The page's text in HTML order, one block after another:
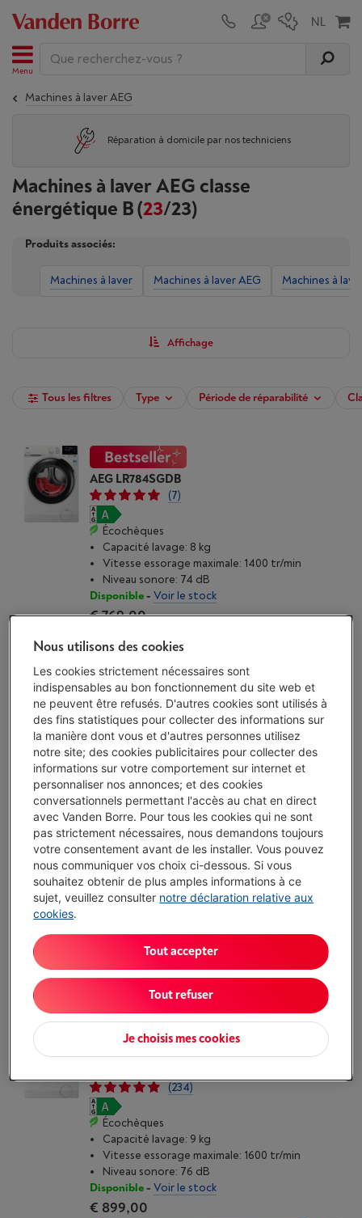
Menu
Machines à laver AEG
Réparation à domicile par nos techniciens
Machines à laver AEG classe
énergétique B(23/23)
Produits associés:
Machines à laver Machines à laver AEG Machines à
Affichage
Tous les filtres Type Période de réparabilité
AEG LR784SGDB
(7)
Écochèques
Capacité lavage: 8 kg
Vitesse essorage maximale: 1400 tr/min
Niveau sonore: 74 dB
Disponible- Voir le stock
€ 769,00
Comparer
AEG LR87Q066 8000 - POWERCARE -
AUTODOSE
(79)
Écochèques
Capacité lavage: 10 kg
Vitesse essorage maximale: 1600 tr/min
Niveau sonore: 72 dB
Disponible- Voir le stock
Comparer
AEG LR87UC966 - 8000 POWERCARE -
(234)
Écochèques
Capacité lavage: 9 kg
Vitesse essorage maximale: 1600 tr/min
Niveau sonore: 76 dB
Disponible- Voir le stock
€ 899,00
Nous utilisons des cookies
Les cookies strictement nécessaires sont
indispensables au bon fonctionnement du site web et
ne peuvent être refusés. D'autres cookies sont utilisés à
des fins statistiques pour collecter des informations sur
la manière dont vous et d'autres personnes utilisez
notre site; des cookies publicitaires pour collecter des
informations sur votre comportement sur internet et
personnaliser nos annonces; et des cookies
conversationnels permettant l'accès au chat en direct
avec Vanden Borre. Pour tous les cookies qui ne sont
pas strictement nécessaires, nous demandons toujours
votre consentement avant de les installer. Vous pouvez
nous communiquer vos choix ci-dessous. Si vous
souhaitez obtenir de plus amples informations à ce
sujet, veuillez consulter notre déclaration relative aux
cookies.
Je choisis mes cookies
Tout refuser
Tout accepter